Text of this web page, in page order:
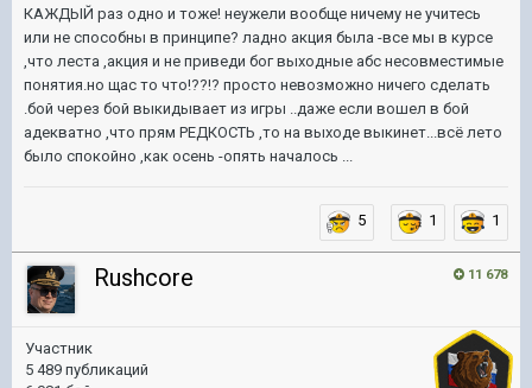
КАЖДЫЙ раз одно и тоже! неужели вообще ничему не учитесь
или не способны в принципе? ладно акция была -все мы в курсе
,что леста ,акция и не приведи бог выходные абс несовместимые
понятия.но щас то что!??!? просто невозможно ничего сделать
.бой через бой выкидывает из игры ..даже если вошел в бой
адекватно ,что прям РЕДКОСТЬ ,то на выходе выкинет...всё лето
было спокойно ,как осень -опять началось ...
5 1 1
11 678
Rushcore
Участник
5 489 публикаций